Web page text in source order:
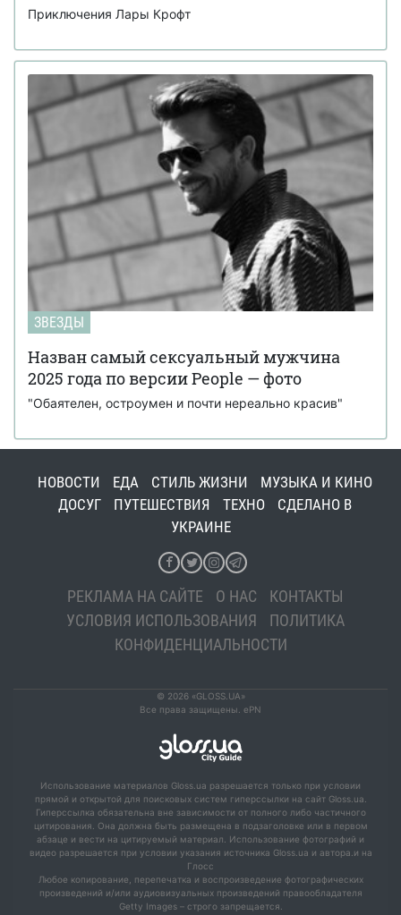
Приключения Лары Крофт
ЗВЕЗДЫ
Назван самый сексуальный мужчина
2025 года по версии People — фото
"Обаятелен, остроумен и почти нереально красив"
НОВОСТИ ЕДА СТИЛЬ ЖИЗНИ
МУЗЫКА И КИНО
ДОСУГ
ПУТЕШЕСТВИЯ ТЕХНО
СДЕЛАНО В
УКРАИНЕ
РЕКЛАМА НА САЙТЕ О НАС
КОНТАКТЫ
УСЛОВИЯ ИСПОЛЬЗОВАНИЯ
ПОЛИТИКА
КОНФИДЕНЦИАЛЬНОСТИ
© 2026 «GLOSS.UA»
Все права защищены. ePN
Использование материалов Gloss.ua разрешается только при условии
прямой и открытой для поисковых систем гиперссылки на сайт Gloss.ua.
Гиперссылка обязательна вне зависимости от полного либо частичного
цитирования. Она должна быть размещена в подзаголовке или в первом
абзаце и вести на цитируемый материал. Использование фотографий и
видео разрешается при условии указания источника Gloss.ua и автора.и на
Глосс
Любое копирование, перепечатка и воспроизведение фотографических
произведений и/или аудиовизуальных произведений правообладателя
Getty Images – строго запрещается.